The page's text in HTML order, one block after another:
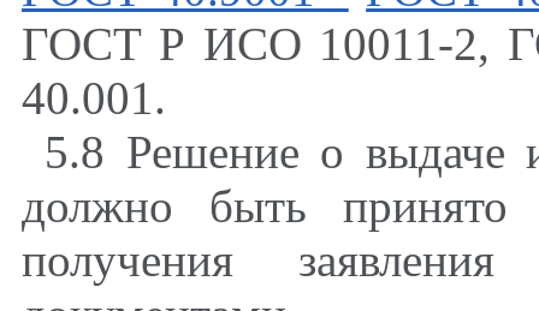
ГОСТ Р ИСО 10011-2,
40.001.
5.8 Решение о выдаче
должно быть
получения